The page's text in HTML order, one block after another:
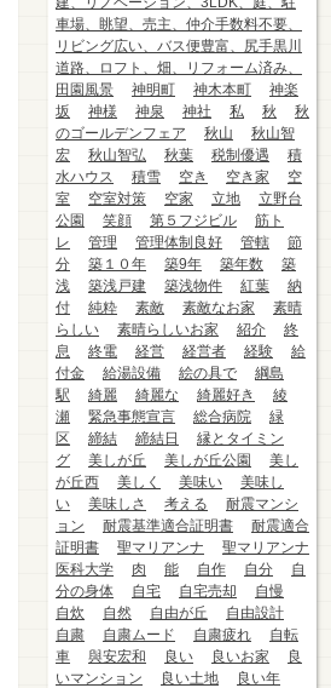
車場、眺望、売主、仲介手数料不要、
リビング広い、バス便豊富、尻手黒川
道路、ロフト、畑、リフォーム済み、
田園風景
神明町 神木本町
神楽
坂
神様 神泉 神社 私 秋
秋
のゴールデンフェア
秋山
秋山智
宏
秋山智弘 秋葉 税制優遇
積
水ハウス
積雪 空き 空き家
空
室
空室対策 空家 立地
立野台
公園
笑顔 第５フジビル
筋ト
レ
管理 管理体制良好 管轄
節
分
築１０年 築9年 築年数
築
浅
築浅戸建 築浅物件 紅葉
納
付
純粋 素敵 素敵なお家
素晴
らしい
素晴らしいお家 紹介
終
息
終電 経営 経営者 経験
給
付金
給湯設備 絵の具で
綱島
駅
綺麗 綺麗な 綺麗好き
綾
瀬
緊急事態宣言 総合病院
緑
区
締結 締結日
縁とタイミン
グ
美しが丘 美しが丘公園
美し
が丘西
美しく 美味い
美味し
い
美味しさ 考える
耐震マンシ
ョン
耐震基準適合証明書
耐震適合
証明書
聖マリアンナ
聖マリアンナ
医科大学
肉 能 自作 自分
自
分の身体
自宅 自宅売却
自慢
自炊
自然 自由が丘
自由設計
自粛
自粛ムード 自粛疲れ
自転
車
與安宏和 良い 良いお家
良
いマンション
良い土地
良い年